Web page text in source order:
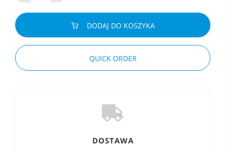
DODAJ DO KOSZYKA
QUICK ORDER
DOSTAWA